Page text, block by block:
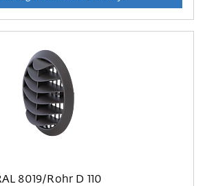
8019/Rohr D 110